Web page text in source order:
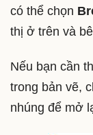
có thể chọn
thị ở trên và
Nếu bạn cần
trong bản vẽ,
nhúng để mở